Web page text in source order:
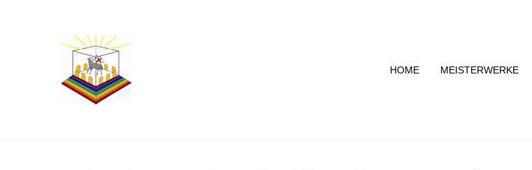
HOME MEISTERWERKE